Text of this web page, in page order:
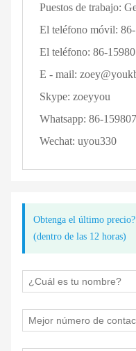
Puestos de trabajo:
El teléfono móvil:
El teléfono: 86-
E - mail:
Skype: zoeyyou
Whatsapp: 86-
Wechat: uyou330
Obtenga el último
(dentro de las 12 horas)